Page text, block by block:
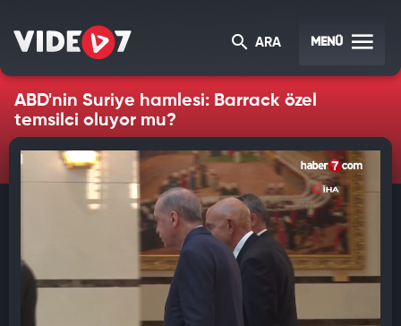
ARA MENÜ
ABD'nin Suriye hamlesi: Barrack özel
temsilci oluyor mu?